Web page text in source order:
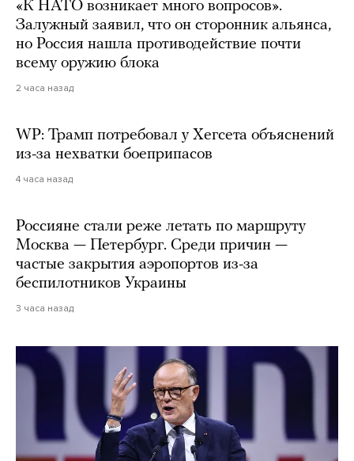
«К НАТО возникает много вопросов».
Залужный заявил, что он сторонник альянса,
но Россия нашла противодействие почти
всему оружию блока
2 часа назад
WP: Трамп потребовал у Хегсета объяснений
из-за нехватки боеприпасов
4 часа назад
Россияне стали реже летать по маршруту
Москва — Петербург. Среди причин —
частые закрытия аэропортов из-за
беспилотников Украины
3 часа назад